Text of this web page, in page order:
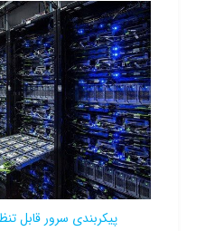
پیکربندی سرور قابل